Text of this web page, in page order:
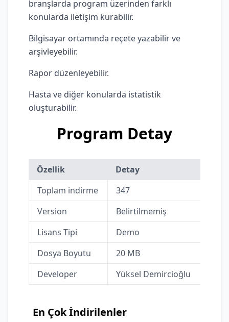
branşlarda program üzerinden farklı
konularda iletişim kurabilir.
Bilgisayar ortamında reçete yazabilir ve
arşivleyebilir.
Rapor düzenleyebilir.
Hasta ve diğer konularda istatistik
oluşturabilir.
Program Detay
Özellik
Detay
Toplam indirme
347
Version
Belirtilmemiş
Lisans Tipi
Demo
Dosya Boyutu
20 MB
Developer
Yüksel Demircioğlu
En Çok İndirilenler